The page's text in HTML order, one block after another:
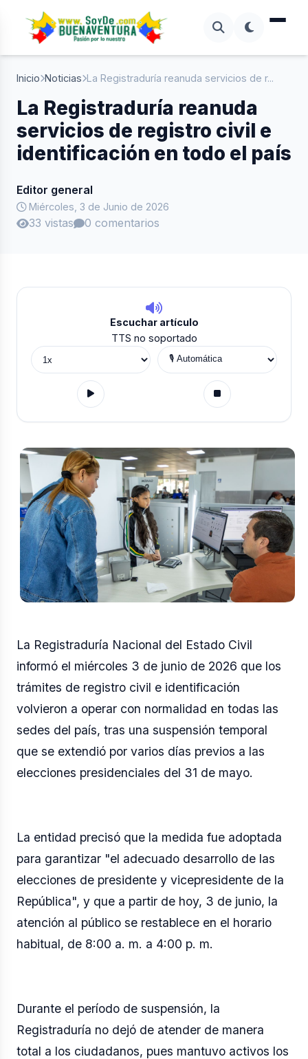
Inicio Noticias La Registraduría reanuda servicios de r...
La Registraduría reanuda
servicios de registro civil e
identificación en todo el país
Editor general
Miércoles, 3 de Junio de 2026
33 vistas 0 comentarios
Escuchar artículo
TTS no soportado
La Registraduría Nacional del Estado Civil
informó el miércoles 3 de junio de 2026 que los
trámites de registro civil e identificación
volvieron a operar con normalidad en todas las
sedes del país, tras una suspensión temporal
que se extendió por varios días previos a las
elecciones presidenciales del 31 de mayo.
La entidad precisó que la medida fue adoptada
para garantizar "el adecuado desarrollo de las
elecciones de presidente y vicepresidente de la
República", y que a partir de hoy, 3 de junio, la
atención al público se restablece en el horario
habitual, de 8:00 a. m. a 4:00 p. m.
Durante el período de suspensión, la
Registraduría no dejó de atender de manera
total a los ciudadanos, pues mantuvo activos los